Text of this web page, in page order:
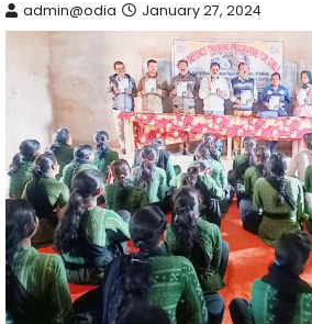
admin@odia January 27, 2024